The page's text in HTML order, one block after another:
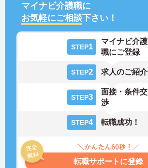
マイナビ介護職に
お気軽にご相談下さい！
STEP1
マイナビ介護
職にご登録
STEP2 求人のご紹介
STEP3
面接・条件交
渉
STEP4 転職成功！
転職サポートに登録